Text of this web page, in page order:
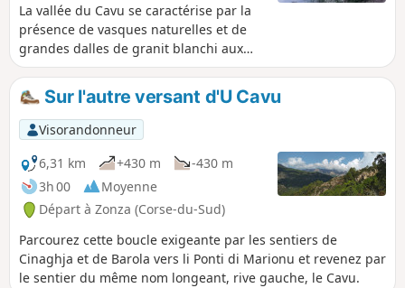
La vallée du Cavu se caractérise par la
présence de vasques naturelles et de
grandes dalles de granit blanchi aux
formes arrondies le long de son
parcours. La randonnée longe la rivière
avant de s'élever dans le maquis par un
discret sentier conduisant à un premier
point de vue (401m) puis à un second
(509m) d'où la vue panoramique s'étend
sur le Cavu et le cirque montagneux de
fond de vallée dominée par la Punta de
Quercitello (1461m). Vers l'Est, la baie de
Pinarello nous fait un clin d'œil.
Sur l'autre versant d'U Cavu
Visorandonneur
6,31 km
+430 m
-430 m
3h 00
Moyenne
Départ à Zonza (Corse-du-Sud)
Parcourez cette boucle exigeante par les sentiers de
Cinaghja et de Barola vers li Ponti di Marionu et revenez par
le sentier du même nom longeant, rive gauche, le Cavu.